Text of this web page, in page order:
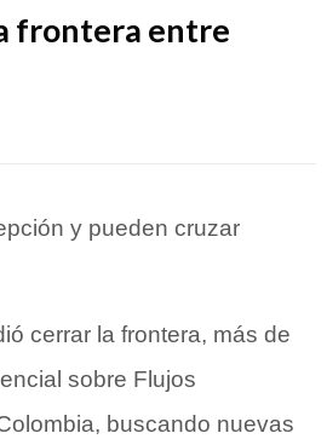
frontera entre
y pueden cruzar
cerrar la frontera, más de
sobre Flujos
buscando nuevas